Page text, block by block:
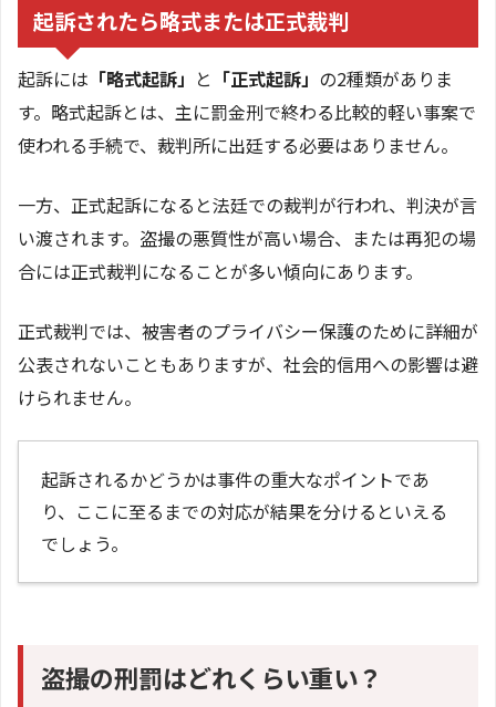
起訴されたら略式または正式裁判
起訴には 「略式起訴」 と 「正式起訴」 の2種類がありま
す。略式起訴とは、主に罰金刑で終わる比較的軽い事案で
使われる手続で、裁判所に出廷する必要はありません。
一方、正式起訴になると法廷での裁判が行われ、判決が言
い渡されます。盗撮の悪質性が高い場合、または再犯の場
合には正式裁判になることが多い傾向にあります。
正式裁判では、被害者のプライバシー保護のために詳細が
公表されないこともありますが、社会的信用への影響は避
けられません。
起訴されるかどうかは事件の重大なポイントであ
り、ここに至るまでの対応が結果を分けるといえる
でしょう。
盗撮の刑罰はどれくらい重い？